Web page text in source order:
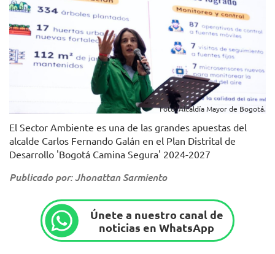
Foto: Alcaldía Mayor de Bogotá.
El Sector Ambiente es una de las grandes apuestas del
alcalde Carlos Fernando Galán en el Plan Distrital de
Desarrollo 'Bogotá Camina Segura' 2024-2027
Publicado por: Jhonattan Sarmiento
Únete a nuestro canal de
noticias en WhatsApp